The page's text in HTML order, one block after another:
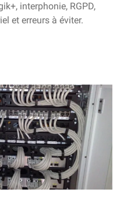
interphonie, RGPD,
et erreurs à éviter.